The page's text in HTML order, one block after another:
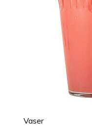
Vaser